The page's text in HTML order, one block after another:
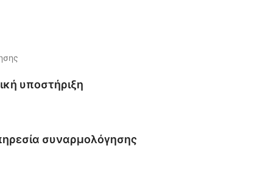
υποστήριξη
συναρμολόγησης